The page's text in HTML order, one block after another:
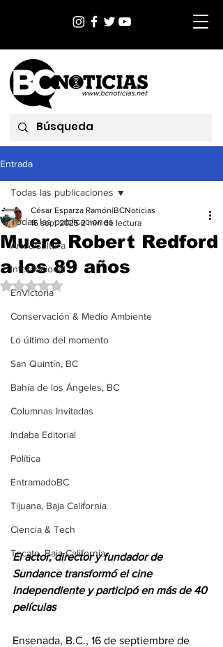
Entrada
Todas las publicaciones
Arte&Cultura
Internacional
EnVictoria
Conservación & Medio Ambiente
Lo último del momento
San Quintín, BC
Bahía de los Ángeles, BC
Columnas Invitadas
Indaba Editorial
Política
EntramadoBC
Tijuana, Baja California
Ciencia & Tech
Tecate, Baja California
Todas las publicaciones
Muere Robert Redford
a los 89 años
César Esparza Ramón|BCNoticias
16 sept 2025 2 min de lectura
Obtuvo NaN de 5 estrellas.
El actor, director y fundador de
Sundance transformó el cine
independiente y participó en más de 40
películas
Ensenada, B.C., 16 de septiembre de